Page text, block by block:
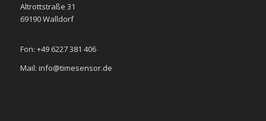
Altrottstraße 31
69190 Walldorf
Fon: +49 6227 381 406
Mail: info@timesensor.de